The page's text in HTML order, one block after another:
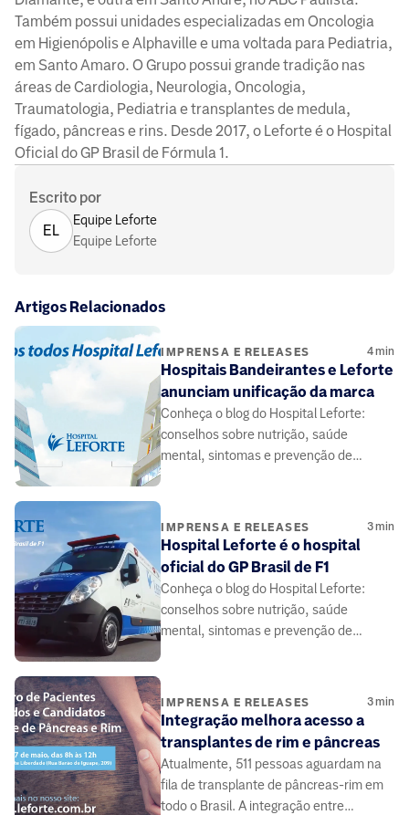
Também possui unidades especializadas em Oncologia
em Higienópolis e Alphaville e uma voltada para Pediatria,
em Santo Amaro. O Grupo possui grande tradição nas
áreas de Cardiologia, Neurologia, Oncologia,
Traumatologia, Pediatria e transplantes de medula,
fígado, pâncreas e rins. Desde 2017, o Leforte é o Hospital
Oficial do GP Brasil de Fórmula 1.
Escrito por
EL
Equipe Leforte
Equipe Leforte
Artigos Relacionados
IMPRENSA E RELEASES 4min
Hospitais Bandeirantes e Leforte
anunciam unificação da marca
Conheça o blog do Hospital Leforte:
conselhos sobre nutrição, saúde
mental, sintomas e prevenção de
IMPRENSA E RELEASES 3min
Hospital Leforte é o hospital
oficial do GP Brasil de F1
Conheça o blog do Hospital Leforte:
conselhos sobre nutrição, saúde
mental, sintomas e prevenção de
IMPRENSA E RELEASES 3min
Integração melhora acesso a
transplantes de rim e pâncreas
Atualmente, 511 pessoas aguardam na
fila de transplante de pâncreas-rim em
todo o Brasil. A integração entre